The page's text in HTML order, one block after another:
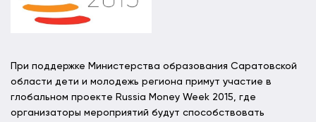
При поддержке Министерства образования Саратовской
области дети и молодежь региона примут участие в
глобальном проекте Russia Money Week 2015, где
организаторы мероприятий будут способствовать